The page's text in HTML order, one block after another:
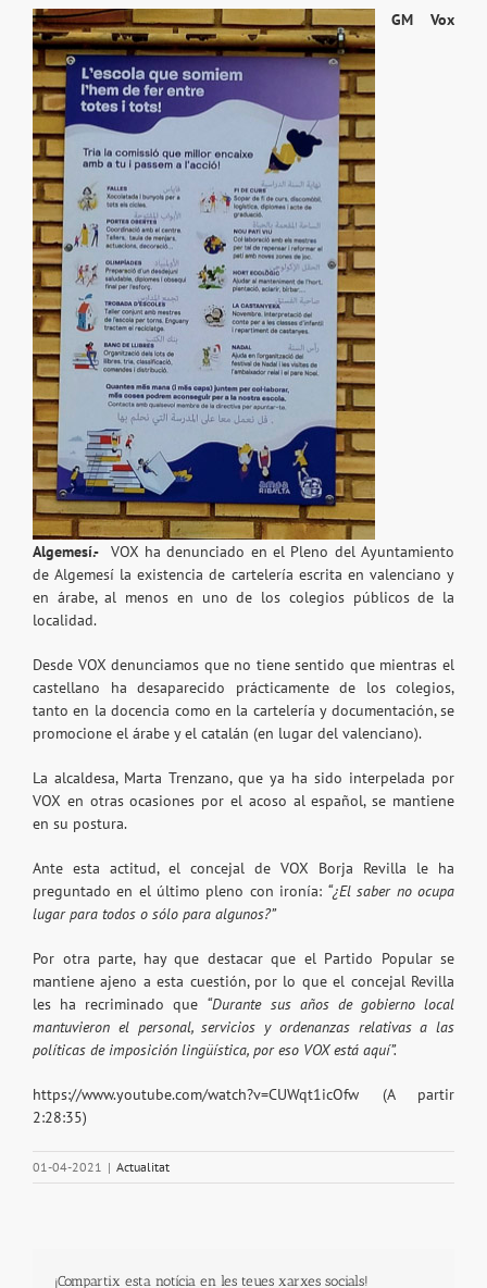
GM Vox
Algemesí.- VOX ha denunciado en el Pleno del Ayuntamiento
de Algemesí la existencia de cartelería escrita en valenciano y
en árabe, al menos en uno de los colegios públicos de la
localidad.
Desde VOX denunciamos que no tiene sentido que mientras el
castellano ha desaparecido prácticamente de los colegios,
tanto en la docencia como en la cartelería y documentación, se
promocione el árabe y el catalán (en lugar del valenciano).
La alcaldesa, Marta Trenzano, que ya ha sido interpelada por
VOX en otras ocasiones por el acoso al español, se mantiene
en su postura.
Ante esta actitud, el concejal de VOX Borja Revilla le ha
preguntado en el último pleno con ironía: “¿El saber no ocupa
lugar para todos o sólo para algunos?”
Por otra parte, hay que destacar que el Partido Popular se
mantiene ajeno a esta cuestión, por lo que el concejal Revilla
les ha recriminado que “Durante sus años de gobierno local
mantuvieron el personal, servicios y ordenanzas relativas a las
políticas de imposición lingüística, por eso VOX está aquí”.
https://www.youtube.com/watch?v=CUWqt1icOfw (A partir
2:28:35)
01-04-2021 | Actualitat
¡Compartix esta notícia en les teues xarxes socials!